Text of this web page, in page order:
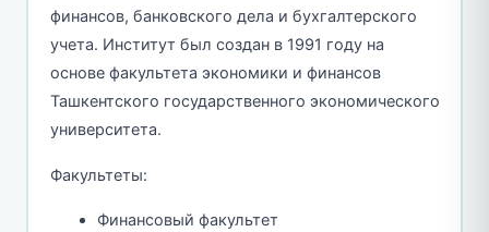
финансов, банковского дела и бухгалтерского
учета. Институт был создан в 1991 году на
основе факультета экономики и финансов
Ташкентского государственного экономического
университета.
Факультеты:
Финансовый факультет